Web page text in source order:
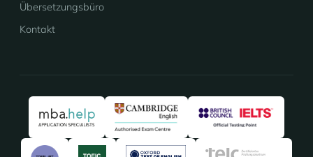
Übersetzungsbüro
Kontakt